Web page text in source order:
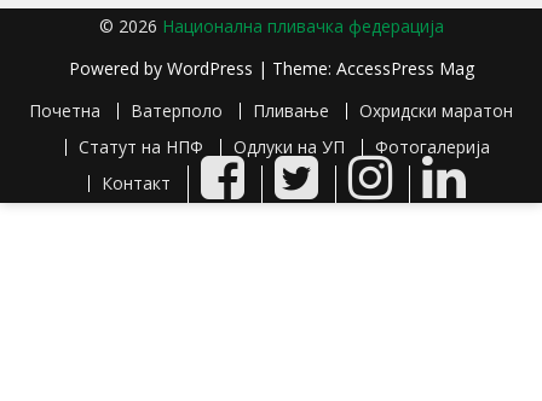
© 2026 Национална пливачка федерација
Powered by WordPress | Theme: AccessPress Mag
Почетна
Ватерполо Пливање
Охридски маратон
Статут на НПФ
Одлуки на УП
Фотогалерија
Контакт
Facebook Twitter InstagramLinkedIn